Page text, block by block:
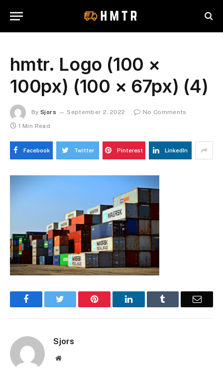
hmtr. Logo (100 ×
100px) (100 × 67px) (4)
By Sjors September 2, 2022
No Comments
1 Min Read
Facebook Twitter Pinterest LinkedIn
Facebook Pinterest LinkedIn Email
Sjors
Website